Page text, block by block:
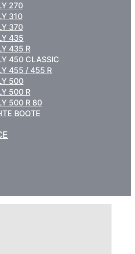
270
310
370
435
435 R
450 CLASSIC
455 / 455 R
500
500 R
500 R 80
BOOTE